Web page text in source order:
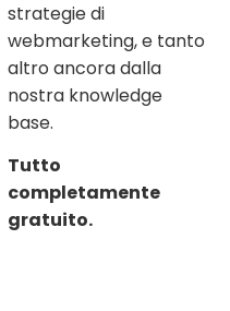
strategie di
webmarketing, e tanto
altro ancora dalla
nostra knowledge
base.
Tutto
completamente
gratuito.